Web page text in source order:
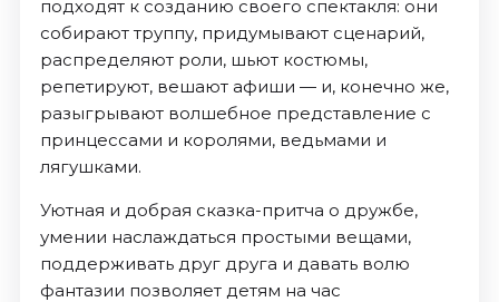
подходят к созданию своего спектакля: они
собирают труппу, придумывают сценарий,
распределяют роли, шьют костюмы,
репетируют, вешают афиши — и, конечно же,
разыгрывают волшебное представление с
принцессами и королями, ведьмами и
лягушками.
Уютная и добрая сказка-притча о дружбе,
умении наслаждаться простыми вещами,
поддерживать друг друга и давать волю
фантазии позволяет детям на час